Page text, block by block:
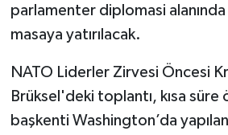
parlamenter diplomasi
masaya yatırılacak.
NATO Liderler Zirvesi Öncesi
Brüksel'deki toplantı, kısa süre
başkenti Washington’da